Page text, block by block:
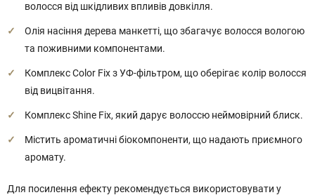
волосся від шкідливих впливів довкілля.
Олія насіння дерева манкетті, що збагачує волосся вологою
та поживними компонентами.
Комплекс Color Fix з УФ-фільтром, що оберігає колір волосся
від вицвітання.
Комплекс Shine Fix, який дарує волоссю неймовірний блиск.
Містить ароматичні біокомпоненти, що надають приємного
аромату.
Для посилення ефекту рекомендується використовувати у